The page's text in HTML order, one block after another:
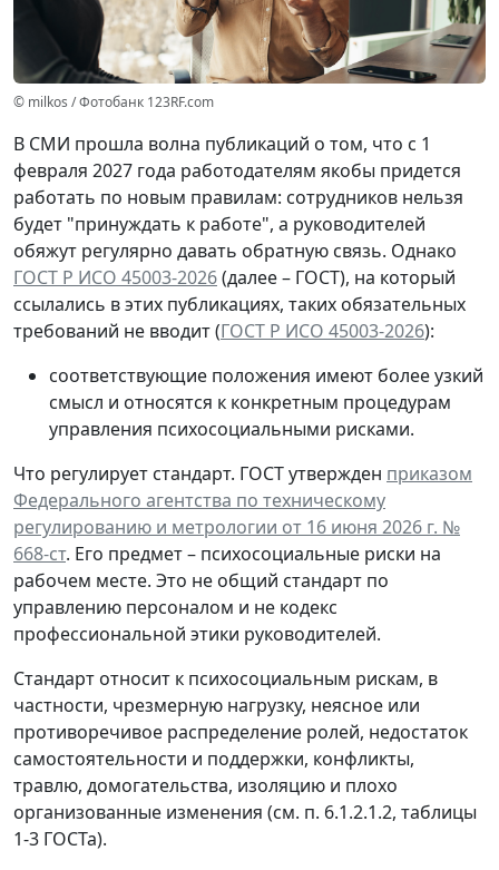
© milkos / Фотобанк 123RF.com
В СМИ прошла волна публикаций о том, что с 1
февраля 2027 года работодателям якобы придется
работать по новым правилам: сотрудников нельзя
будет "принуждать к работе", а руководителей
обяжут регулярно давать обратную связь. Однако
ГОСТ Р ИСО 45003-2026(далее – ГОСТ), на который
ссылались в этих публикациях, таких обязательных
требований не вводит (ГОСТ Р ИСО 45003-2026):
соответствующие положения имеют более узкий
смысл и относятся к конкретным процедурам
управления психосоциальными рисками.
Что регулирует стандарт. ГОСТ утвержден приказом
Федерального агентства по техническому
регулированию и метрологии от 16 июня 2026 г. №
668-ст. Его предмет – психосоциальные риски на
рабочем месте. Это не общий стандарт по
управлению персоналом и не кодекс
профессиональной этики руководителей.
Стандарт относит к психосоциальным рискам, в
частности, чрезмерную нагрузку, неясное или
противоречивое распределение ролей, недостаток
самостоятельности и поддержки, конфликты,
травлю, домогательства, изоляцию и плохо
организованные изменения (см. п. 6.1.2.1.2, таблицы
1-3 ГОСТа).